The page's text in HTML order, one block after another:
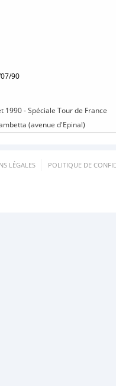
90
1990 - Spéciale Tour de France
(avenue d'Epinal)
LÉGALES POLITIQUE DE